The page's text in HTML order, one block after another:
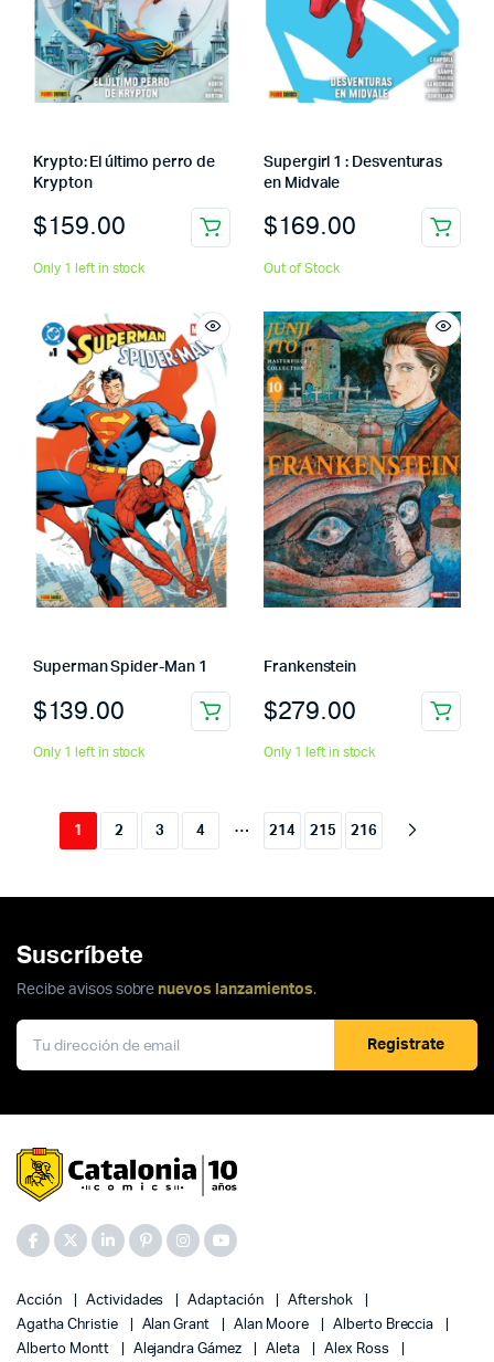
Krypto: El último perro de
Krypton
$159.00
Only 1 left in stock
Supergirl 1 : Desventuras
en Midvale
$169.00
Out of Stock
Superman Spider-Man 1
$139.00
Only 1 left in stock
Frankenstein
$279.00
Only 1 left in stock
1 2 3 4 … 214 215 216
Suscríbete
Recibe avisos sobre nuevos lanzamientos.
Registrate
Acción Actividades Adaptación
Aftershok
Agatha Christie
Alan Grant Alan Moore
Alberto Breccia
Alberto Montt
Alejandra Gámez Aleta
Alex Ross